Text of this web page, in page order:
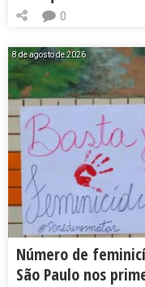
0
8 de agosto de 2026
Número de
São Paulo nos